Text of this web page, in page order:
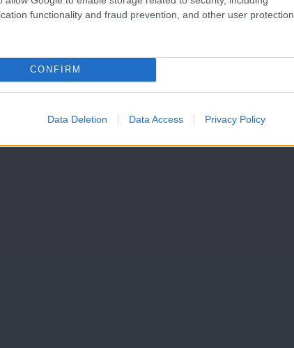
functionality and fraud prevention, and other user protection.
CONFIRM
Data Deletion Data Access Privacy Policy